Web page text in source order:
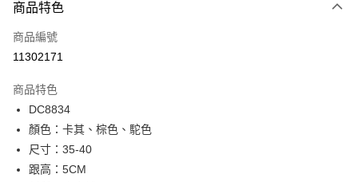
信用卡一次付款
超商取貨付款
Apple Pay
街口支付
悠遊付
商品特色
商品編號
11302171
商品特色
DC8834
顏色：卡其、棕色、駝色
尺寸：35-40
跟高：5CM